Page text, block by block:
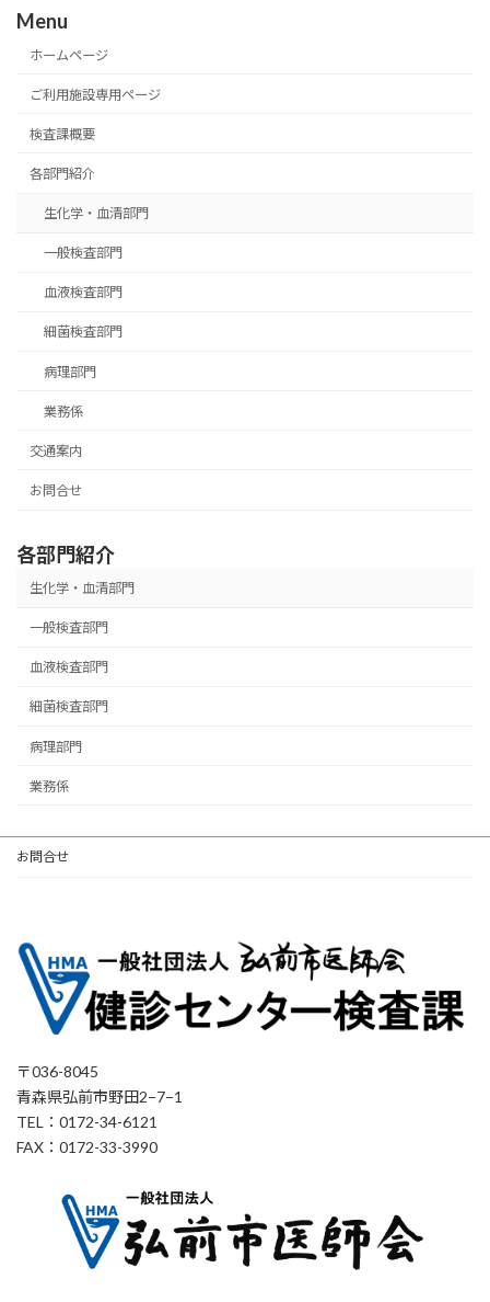
Menu
ホームページ
ご利用施設専用ページ
検査課概要
各部門紹介
生化学・血清部門
一般検査部門
血液検査部門
細菌検査部門
病理部門
業務係
交通案内
お問合せ
各部門紹介
生化学・血清部門
一般検査部門
血液検査部門
細菌検査部門
病理部門
業務係
お問合せ
〒036-8045
青森県弘前市野田2−7−1
TEL：0172-34-6121
FAX：0172-33-3990